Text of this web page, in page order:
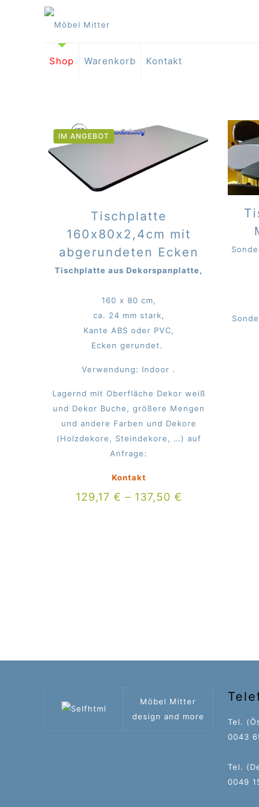
Shop Warenkorb Kontakt
IM ANGEBOT
Tischplatte
160x80x2,4cm mit
abgerundeten Ecken
Tischplatte aus Dekorspanplatte,
160 x 80 cm,
ca. 24 mm stark,
Kante ABS oder PVC,
Ecken gerundet.
Verwendung: Indoor .
Lagernd mit Oberfläche Dekor weiß
und Dekor Buche, größere Mengen
und andere Farben und Dekore
(Holzdekore, Steindekore, …) auf
Anfrage:
Kontakt
129,17 € – 137,50 €
Möbel Mitter
design and more
Tel.
0043
Tel.
0049